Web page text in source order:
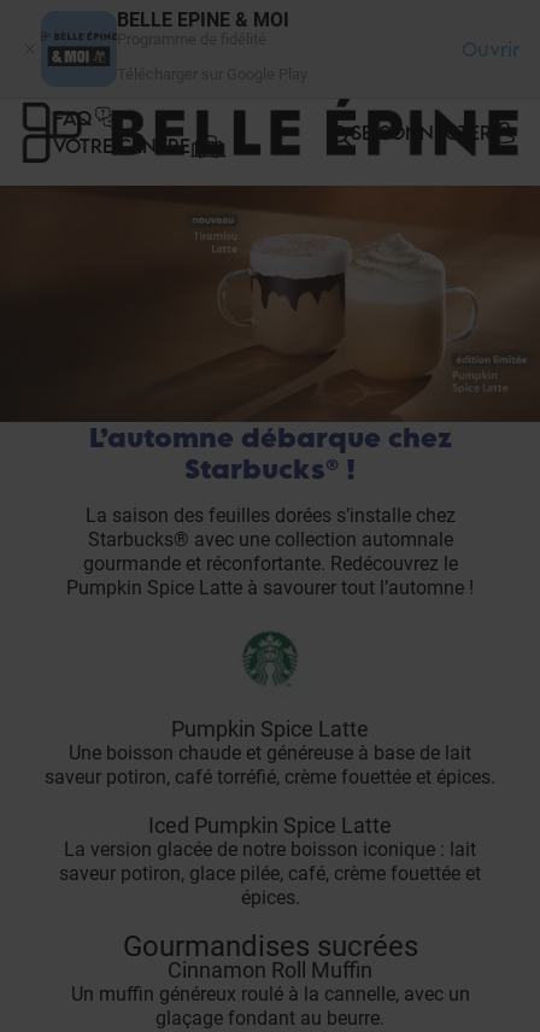
BELLE EPINE & MOI
Ouvrir
FAQ
VOTRE CENTRE
SE CONNECTER
L’automne débarque chez
Starbucks® !
La saison des feuilles dorées s’installe chez
Starbucks® avec une collection automnale
gourmande et réconfortante. Redécouvrez le
Pumpkin Spice Latte à savourer tout l’automne !
Pumpkin Spice Latte
Une boisson chaude et généreuse à base de lait
saveur potiron, café torréfié, crème fouettée et épices.
Iced Pumpkin Spice Latte
La version glacée de notre boisson iconique : lait
saveur potiron, glace pilée, café, crème fouettée et
épices.
Gourmandises sucrées
Cinnamon Roll Muffin
Un muffin généreux roulé à la cannelle, avec un
glaçage fondant au beurre.
Panneau de gestion des cookies